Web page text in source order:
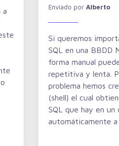
a
Enviado por Alberto
Si queremos
SQL en una BBDD
forma manual
repetitiva y lenta.
problema hemos
(shell) el cual
SQL que hay en
automáticamente